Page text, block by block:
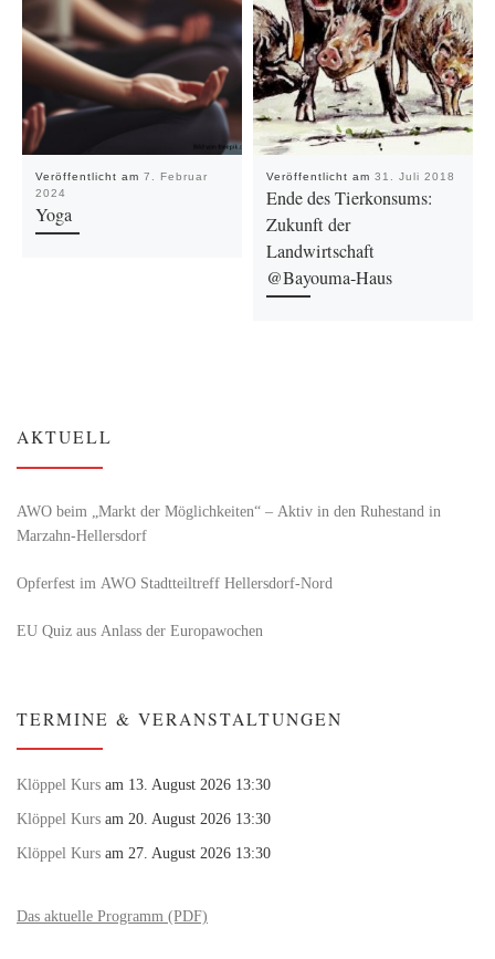
Veröffentlicht am 7. Februar
2024
Yoga
Veröffentlicht am 31. Juli 2018
Ende des Tierkonsums:
Zukunft der
Landwirtschaft
@Bayouma-Haus
AKTUELL
AWO beim „Markt der Möglichkeiten“ – Aktiv in den Ruhestand in
Marzahn-Hellersdorf
Opferfest im AWO Stadtteiltreff Hellersdorf-Nord
EU Quiz aus Anlass der Europawochen
TERMINE & VERANSTALTUNGEN
Klöppel Kurs am 13. August 2026 13:30
Klöppel Kurs am 20. August 2026 13:30
Klöppel Kurs am 27. August 2026 13:30
Das aktuelle Programm (PDF)